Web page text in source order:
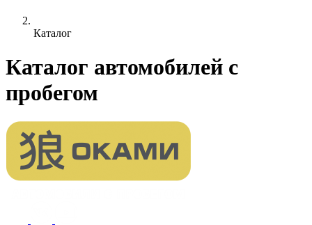
Каталог
Каталог автомобилей с
пробегом